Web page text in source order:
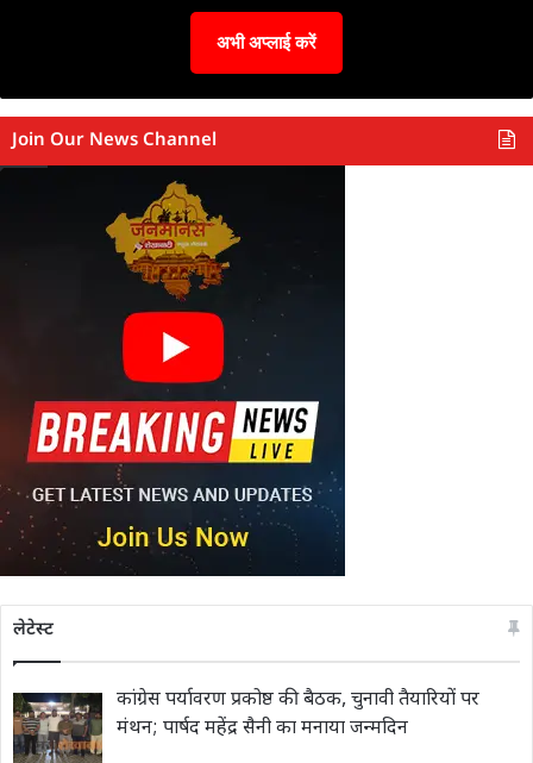
अभी अप्लाई करें
Join Our News Channel
लेटेस्ट
कांग्रेस पर्यावरण प्रकोष्ठ की बैठक, चुनावी तैयारियों पर
मंथन; पार्षद महेंद्र सैनी का मनाया जन्मदिन